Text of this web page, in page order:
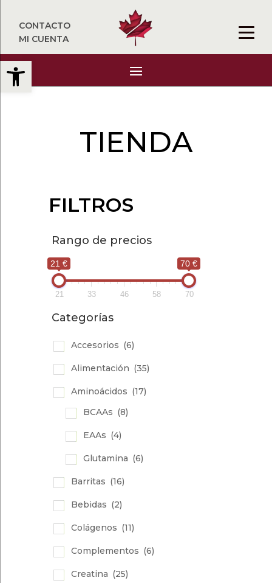
Abrir barra de herramientas
CONTACTO
MI CUENTA
TIENDA
FILTROS
Rango de precios
21 € 70 €
21 33 46 58 70
Categorías
Accesorios (6)
Alimentación (35)
Aminoácidos (17)
BCAAs (8)
EAAs (4)
Glutamina (6)
Barritas (16)
Bebidas (2)
Colágenos (11)
Complementos (6)
Creatina (25)